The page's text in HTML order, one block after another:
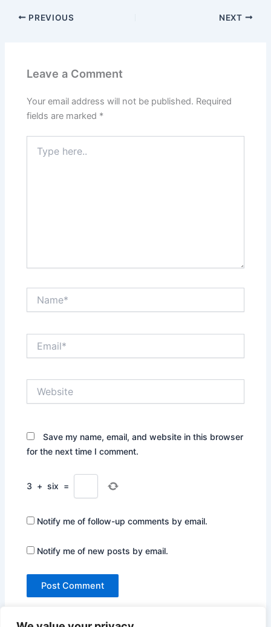
PREVIOUS NEXT
Leave a Comment
Your email address will not be published. Required
fields are marked *
here..
Save my name, email, and website in this browser
for the next time I comment.
3 + six =
Notify me of follow-up comments by email.
Notify me of new posts by email.